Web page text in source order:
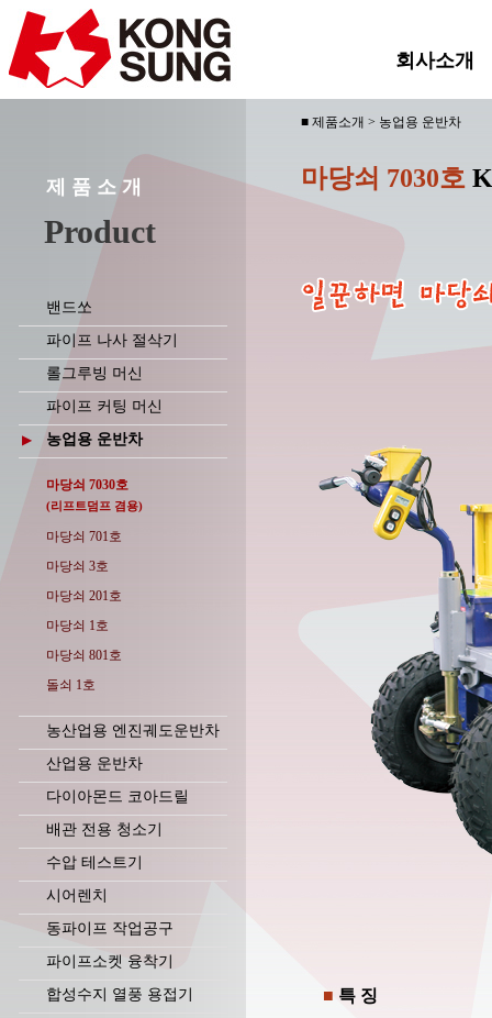
회사소개
제 품 소 개
Product
밴드쏘
파이프 나사 절삭기
롤그루빙 머신
파이프 커팅 머신
▶ 농업용 운반차
마당쇠 7030호
(리프트덤프 겸용)
마당쇠 701호
마당쇠 3호
마당쇠 201호
마당쇠 1호
마당쇠 801호
돌쇠 1호
농산업용 엔진궤도운반차
산업용 운반차
다이아몬드 코아드릴
배관 전용 청소기
수압 테스트기
시어렌치
동파이프 작업공구
파이프소켓 융착기
합성수지 열풍 용접기
■ 제품소개 > 농업용 운반차
마당쇠 7030호
■ 특 징